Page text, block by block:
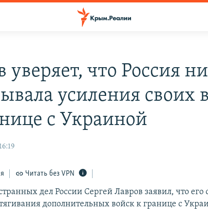
уверяет, что Россия
усиления своих
с Украиной
Читать без VPN
дел России Сергей Лавров заявил, что его
дополнительных войск к границе с